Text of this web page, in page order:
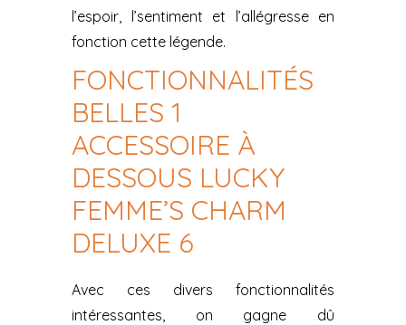
l’espoir, l’sentiment et l’allégresse en
fonction cette légende.
FONCTIONNALITÉS
BELLES 1
ACCESSOIRE À
DESSOUS LUCKY
FEMME’S CHARM
DELUXE 6
Avec ces divers fonctionnalités
intéressantes, on gagne dû